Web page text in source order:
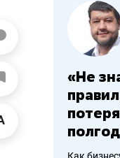
«Мне
не
чем